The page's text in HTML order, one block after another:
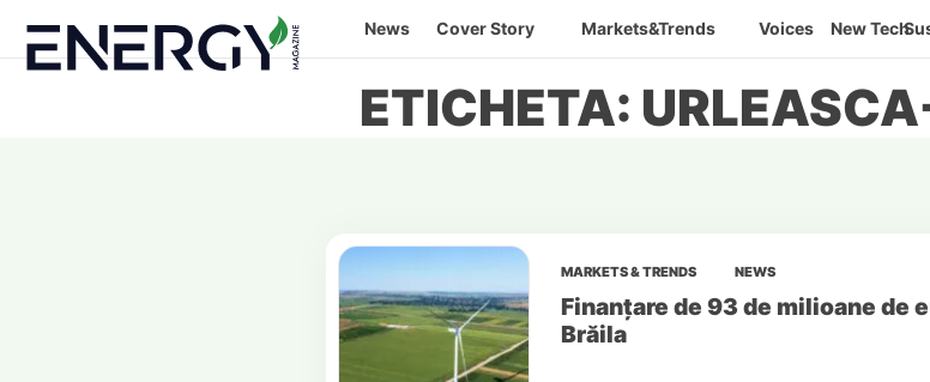
content
News Cover Story Markets&Trends Voices New Tech
ETICHETA:
MARKETS & TRENDS NEWS
Finanțare de 93 de milioane de
Brăila